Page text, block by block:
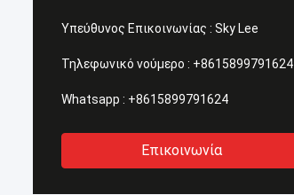
Υπεύθυνος Επικοινωνίας : Sky Lee
Τηλεφωνικό νούμερο : +8615899791624
Whatsapp : +8615899791624
Επικοινωνία